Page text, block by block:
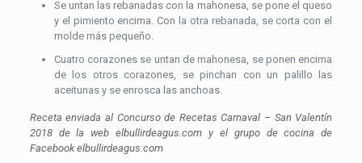
Se untan las rebanadas con la mahonesa, se pone el queso
y el pimiento encima. Con la otra rebanada, se corta con el
molde más pequeño.
Cuatro corazones se untan de mahonesa, se ponen encima
de los otros corazones, se pinchan con un palillo las
aceitunas y se enrosca las anchoas.
Receta enviada al Concurso de Recetas Carnaval – San Valentín
2018 de la web elbullirdeagus.com y el grupo de cocina de
Facebook elbullirdeagus.com